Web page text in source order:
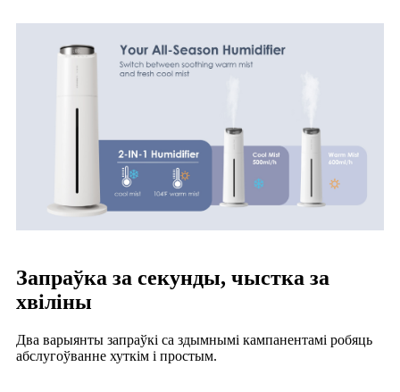
Запраўка за секунды, чыстка за
хвіліны
Два варыянты запраўкі са здымнымі кампанентамі робяць
абслугоўванне хуткім і простым.